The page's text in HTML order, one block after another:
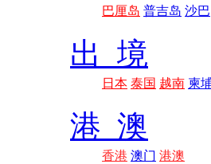
巴厘岛 普吉岛 沙巴
出 境
日本 泰国 越南 柬
港 澳
香港 澳门 港澳